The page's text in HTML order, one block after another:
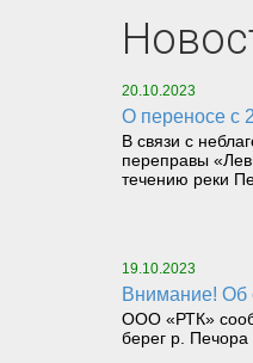
20.10.2023
О переносе
В связи с
переправы
течению реки
19.10.2023
Внимание!
ООО «РТК»
берег р. Печора